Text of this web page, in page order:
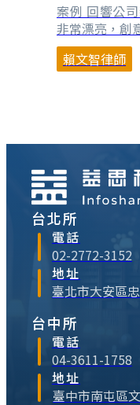
案例 回響公
非常漂亮，創
計的委託案件
理，就請小慧
領了公司薪水
賴文智律師
台北所
電話
02-2772-3152
地址
臺北市大安區
台中所
電話
04-3611-1758
地址
臺中市南屯區